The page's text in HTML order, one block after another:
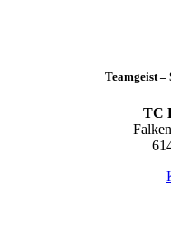
Teamgeist –
TC